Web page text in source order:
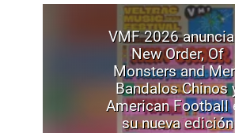
VMF 2026
New Order, Of
Monsters and
Bandalos Chinos
American Football
su nueva edición